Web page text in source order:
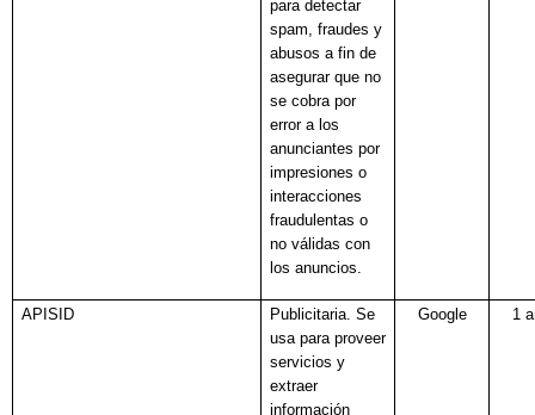
para detectar
spam, fraudes y
abusos a fin de
asegurar que no
se cobra por
error a los
anunciantes por
impresiones o
interacciones
fraudulentas o
no válidas con
los anuncios.
APISID
Publicitaria. Se
usa para proveer
servicios y
extraer
información
Google 1